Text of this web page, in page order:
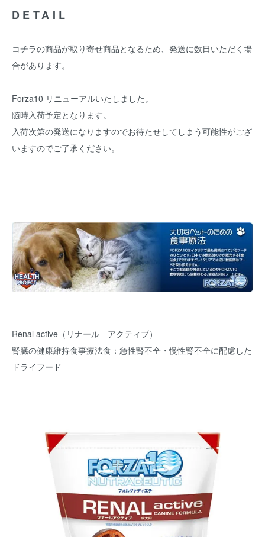
DETAIL
コチラの商品が取り寄せ商品となるため、発送に数日いただく場
合があります。
Forza10 リニューアルいたしました。
随時入荷予定となります。
入荷次第の発送になりますのでお待たせしてしまう可能性がござ
いますのでご了承ください。
Renal active（リナール アクティブ）
腎臓の健康維持食事療法食：急性腎不全・慢性腎不全に配慮した
ドライフード